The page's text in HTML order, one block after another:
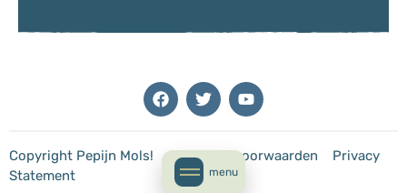
Copyright Pepijn Mols! Algemene voorwaarden Privacy
Statement